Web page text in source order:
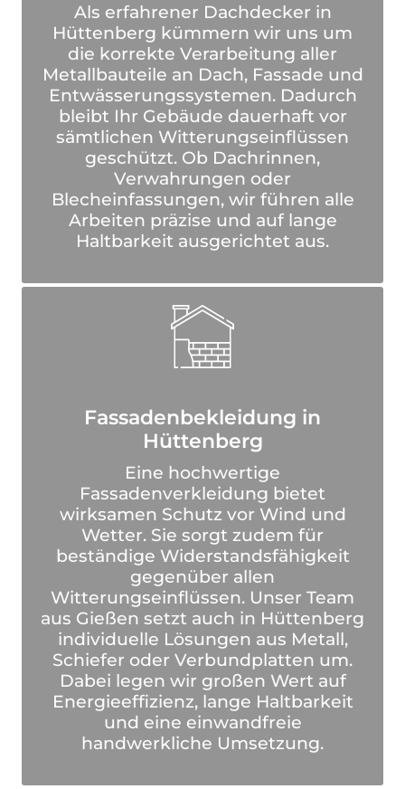
Als erfahrener Dachdecker in
Hüttenberg kümmern wir uns um
die korrekte Verarbeitung aller
Metallbauteile an Dach, Fassade und
Entwässerungssystemen. Dadurch
bleibt Ihr Gebäude dauerhaft vor
sämtlichen Witterungseinflüssen
geschützt. Ob Dachrinnen,
Verwahrungen oder
Blecheinfassungen, wir führen alle
Arbeiten präzise und auf lange
Haltbarkeit ausgerichtet aus.
Fassadenbekleidung in
Hüttenberg
Eine hochwertige
Fassadenverkleidung bietet
wirksamen Schutz vor Wind und
Wetter. Sie sorgt zudem für
beständige Widerstandsfähigkeit
gegenüber allen
Witterungseinflüssen. Unser Team
aus Gießen setzt auch in Hüttenberg
individuelle Lösungen aus Metall,
Schiefer oder Verbundplatten um.
Dabei legen wir großen Wert auf
Energieeffizienz, lange Haltbarkeit
und eine einwandfreie
handwerkliche Umsetzung.